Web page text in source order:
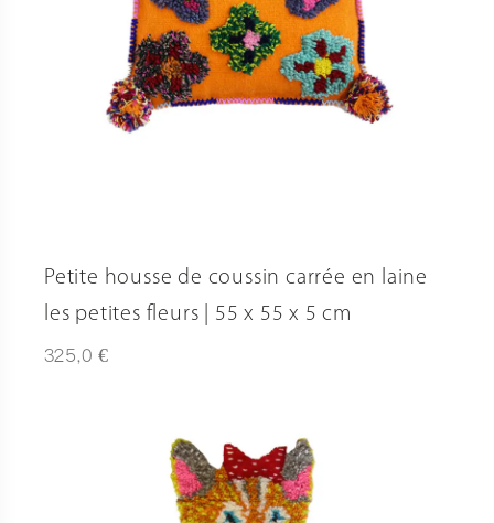
Petite housse de coussin carrée en laine
les petites fleurs | 55 x 55 x 5 cm
325,0 €